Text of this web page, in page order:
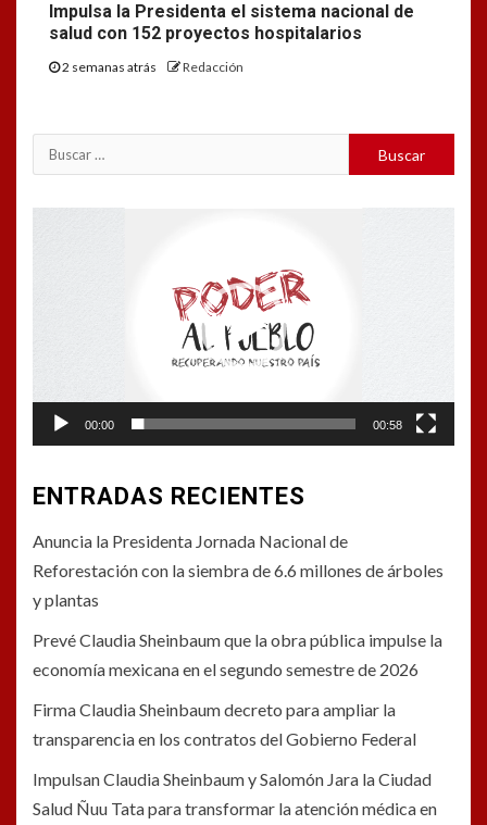
Impulsa la Presidenta el sistema nacional de
salud con 152 proyectos hospitalarios
2 semanas atrás Redacción
Buscar:
00:00 00:58
ENTRADAS RECIENTES
Anuncia la Presidenta Jornada Nacional de
Reforestación con la siembra de 6.6 millones de árboles
y plantas
Prevé Claudia Sheinbaum que la obra pública impulse la
economía mexicana en el segundo semestre de 2026
Firma Claudia Sheinbaum decreto para ampliar la
transparencia en los contratos del Gobierno Federal
Impulsan Claudia Sheinbaum y Salomón Jara la Ciudad
Salud Ñuu Tata para transformar la atención médica en